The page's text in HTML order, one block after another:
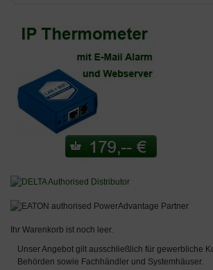
Ihr Warenkorb ist noch leer.
Unser Angebot gilt ausschließlich für gewerbliche
Behörden sowie Fachhändler und Systemhäuser.